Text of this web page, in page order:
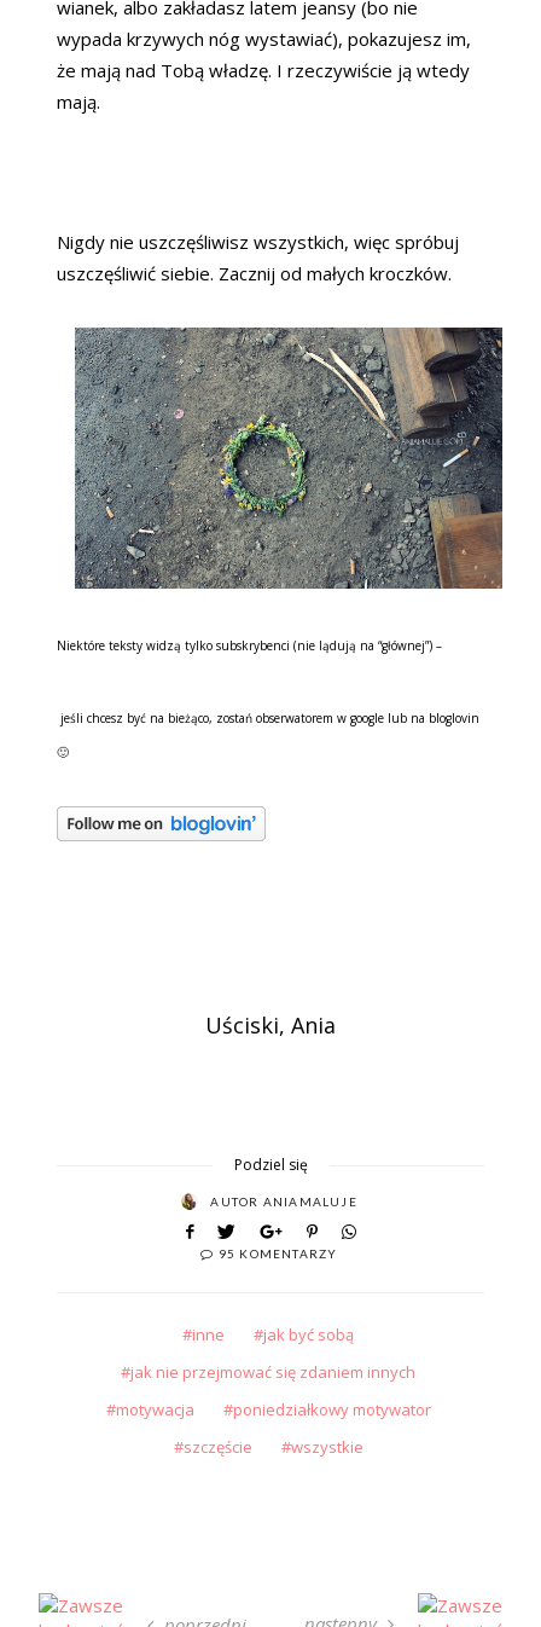
wianek, albo zakładasz latem jeansy (bo nie
wypada krzywych nóg wystawiać), pokazujesz im,
że mają nad Tobą władzę. I rzeczywiście ją wtedy
mają.
Nigdy nie uszczęśliwisz wszystkich, więc spróbuj
uszczęśliwić siebie. Zacznij od małych kroczków.
Niektóre teksty widzą tylko subskrybenci (nie lądują na “głównej”) –
jeśli chcesz być na bieżąco, zostań obserwatorem w google lub na bloglovin
🙂
Uściski, Ania
Podziel się
AUTOR ANIAMALUJE
95 KOMENTARZY
inne
jak być sobą
jak nie przejmować się zdaniem innych
motywacja
poniedziałkowy motywator
szczęście
wszystkie